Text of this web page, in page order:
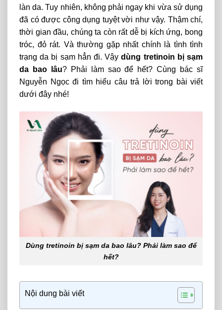
làn da. Tuy nhiên, không phải ngay khi vừa sử dụng
đã có được công dụng tuyệt vời như vậy. Thậm chí,
thời gian đầu, chúng ta còn rất dễ bị kích ứng, bong
tróc, đỏ rát. Và thường gặp nhất chính là tình tình
trạng da bị sạm hẳn đi. Vậydùng tretinoin bị sạm
da bao lâu? Phải làm sao để hết? Cùng bác sĩ
Nguyễn Ngọc đi tìm hiểu câu trả lời trong bài viết
dưới đây nhé!
Dùng tretinoin bị sạm da bao lâu? Phải làm sao để
hết?
Nội dung bài viết